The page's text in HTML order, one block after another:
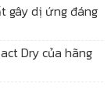
gây dị ứng đáng
Dry của hãng